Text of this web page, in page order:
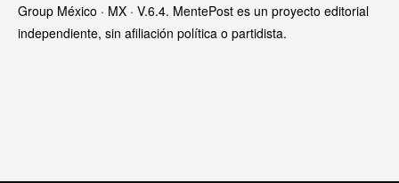
Group México · MX · V.6.4. MentePost es un proyecto editorial
independiente, sin afiliación política o partidista.